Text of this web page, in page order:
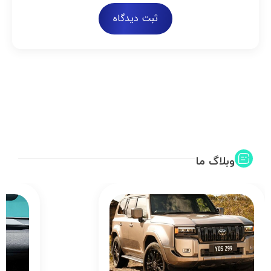
ثبت دیدگاه
وبلاگ ما